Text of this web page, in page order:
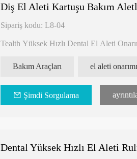
Diş El Aleti Kartuşu Bakım
Sipariş kodu: L8-04
Tealth Yüksek Hızlı Dental El Aleti
performansını sağlamak için özel olarak
bir alet haline getirir.
1. Kartuş Türbin Bakım Onarımı: Tealth
türbinlerinin bakım ve onarımı için
içerir.
Bakım Araçları el aleti onarımı
Şimdi Sorgulama
Dental Yüksek Hızlı El Aleti